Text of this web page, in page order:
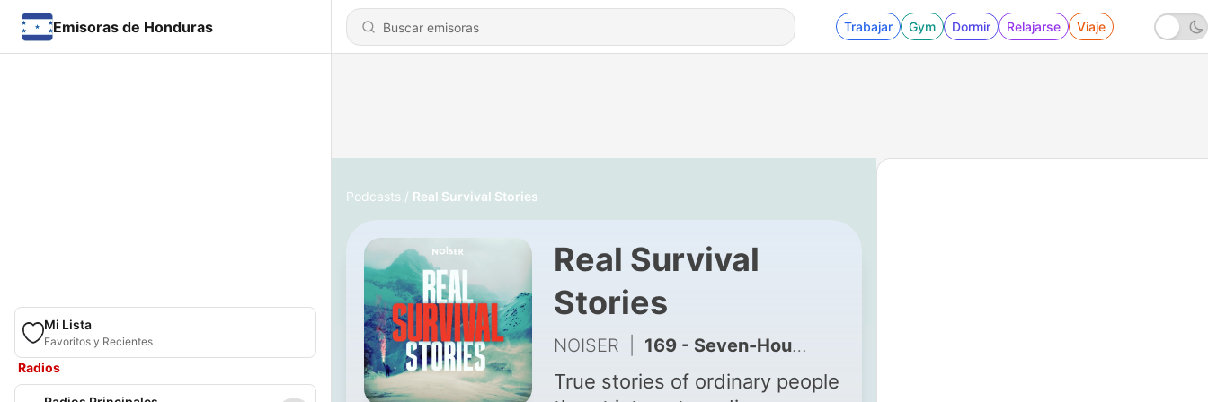
Emisoras de Honduras Trabajar Gym Dormir Relajarse Viaje
Mi Lista
Favoritos y Recientes
Radios
Podcasts Real Survival Stories
Real Survival
Stories
NOISER 169 - Seven-Hour Swim: Real-Life Jaws
True stories of ordinary people